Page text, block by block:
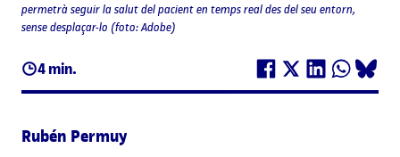
4 min.
permetrà seguir la salut del pacient en temps real des del seu entorn,
sense desplaçar-lo (foto: Adobe)
Rubén Permuy